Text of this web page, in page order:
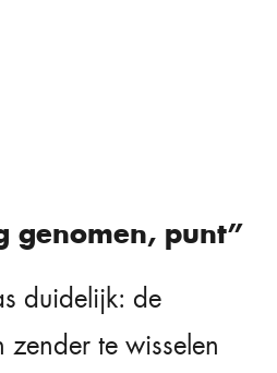
genomen, punt”
duidelijk: de
zender te wisselen